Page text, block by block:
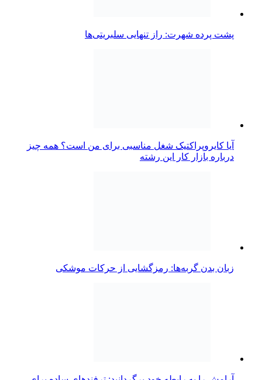
پشت پرده شهرت: راز تنهایی سلبریتی‌ها
آیا کایروپراکتیک شغل مناسبی برای من است؟ همه چیز
درباره بازار کار این رشته
زبان بدن گربه‌ها: رمزگشایی از حرکات موشکی